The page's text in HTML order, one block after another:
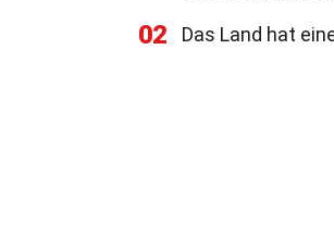
02 Das Land hat